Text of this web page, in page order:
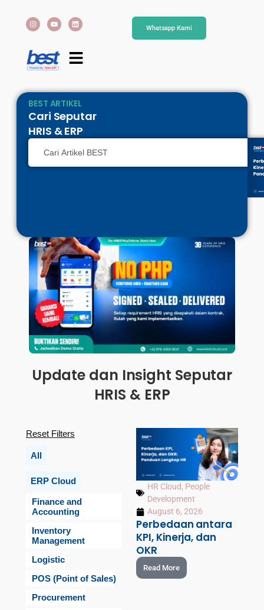
Whatsapp Kami
BEST ARTIKEL
Cari Seputar
HRIS & ERP
Update dan Insight Seputar
HRIS & ERP
All
ERP Cloud
Finance and
Accounting
Inventory
Management
Logistic
POS (Point of Sales)
Procurement
Reset Filters
HR Cloud, People
Development
August 6, 2026
Perbedaan antara
KPI, Kinerja, dan
OKR
Read More